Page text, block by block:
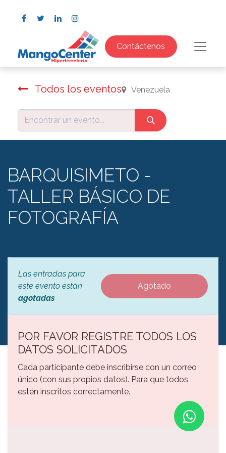
Contáctenos
Todos los eventos Venezuela
BARQUISIMETO -
TALLER BÁSICO DE
FOTOGRAFÍA
Las entradas para
este evento están
agotadas
Agotado
POR FAVOR REGISTRE TODOS LOS
DATOS SOLICITADOS
Cada participante debe inscribirse con un correo
único (con sus propios datos). Para que todos
estén inscritos correctamente.